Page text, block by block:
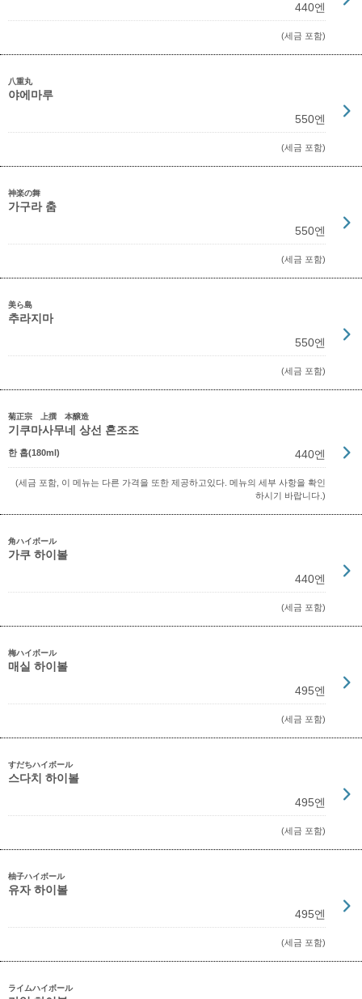
440엔
(세금 포함)
八重丸
야에마루
550엔
(세금 포함)
神楽の舞
가구라 춤
550엔
(세금 포함)
美ら島
추라지마
550엔
(세금 포함)
菊正宗 上撰 本醸造
기쿠마사무네 상선 혼조조
한 홉(180ml) 440엔
(세금 포함, 이 메뉴는 다른 가격을 또한 제공하고있다. 메뉴의 세부 사항을 확인
하시기 바랍니다.)
角ハイボール
가쿠 하이볼
440엔
(세금 포함)
梅ハイボール
매실 하이볼
495엔
(세금 포함)
すだちハイボール
스다치 하이볼
495엔
(세금 포함)
柚子ハイボール
유자 하이볼
495엔
(세금 포함)
ライムハイボール